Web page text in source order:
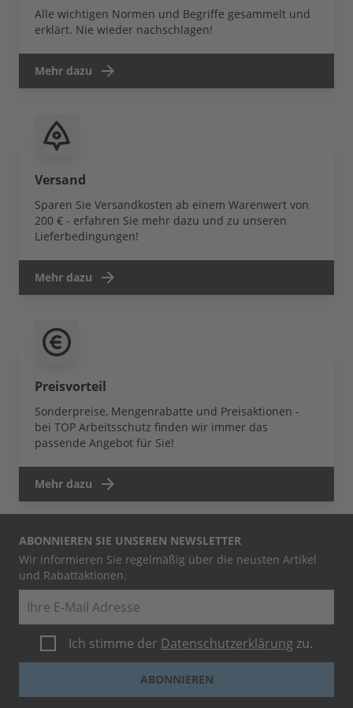
Alle wichtigen Normen und Begriffe gesammelt und
erklärt. Nie wieder nachschlagen!
Mehr dazu
Versand
Sparen Sie Versandkosten ab einem Warenwert von
200 € - erfahren Sie mehr dazu und zu unseren
Lieferbedingungen!
Mehr dazu
Preisvorteil
Sonderpreise, Mengenrabatte und Preisaktionen -
bei TOP Arbeitsschutz finden wir immer das
passende Angebot für Sie!
Mehr dazu
ABONNIEREN SIE UNSEREN NEWSLETTER
Wir informieren Sie regelmäßig über die neusten Artikel
und Rabattaktionen.
Ich stimme der Datenschutzerklärung zu.
ABONNIEREN